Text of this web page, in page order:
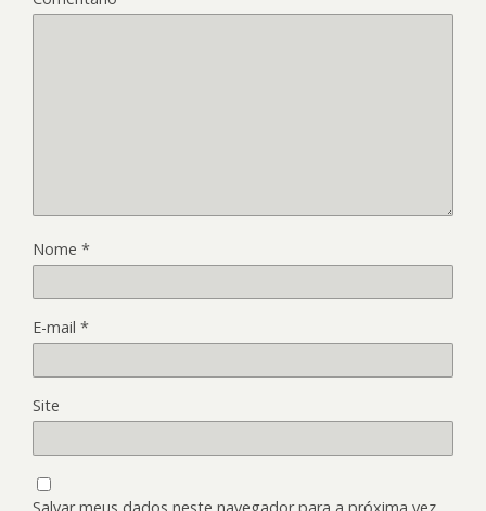
Nome *
E-mail *
Site